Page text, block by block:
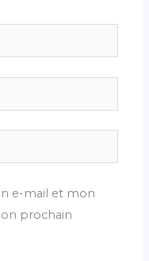
e-mail et mon
prochain